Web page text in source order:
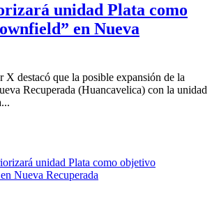
unidad Plata como
en Nueva
X destacó que la posible expansión de la
Recuperada (Huancavelica) con la unidad